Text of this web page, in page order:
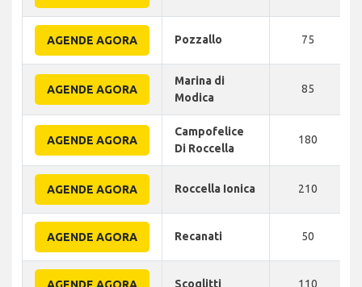
AGENDE AGORA Pozzallo 75
AGENDE AGORA
Marina di
Modica
85
AGENDE AGORA
Campofelice
Di Roccella
180
AGENDE AGORA Roccella Ionica 210
AGENDE AGORA Recanati 50
AGENDE AGORA Scoglitti 110